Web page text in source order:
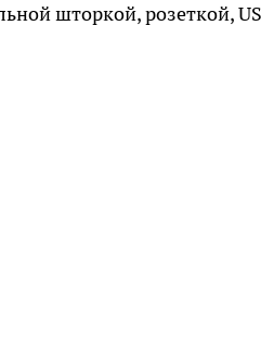
шторкой, розеткой,